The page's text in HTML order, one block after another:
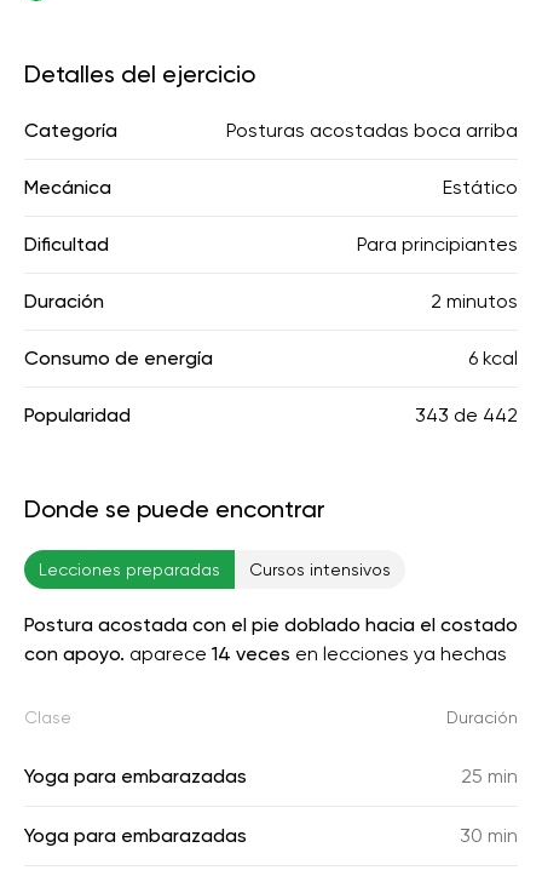
Detalles del ejercicio
Categoría Posturas acostadas boca arriba
Mecánica Estático
Dificultad Para principiantes
Duración 2 minutos
Consumo de energía 6 kcal
Popularidad 343 de 442
Donde se puede encontrar
Lecciones preparadas Cursos intensivos
Postura acostada con el pie doblado hacia el costado
con apoyo. aparece 14 veces en lecciones ya hechas
Clase Duración
Yoga para embarazadas 25 min
Yoga para embarazadas 30 min